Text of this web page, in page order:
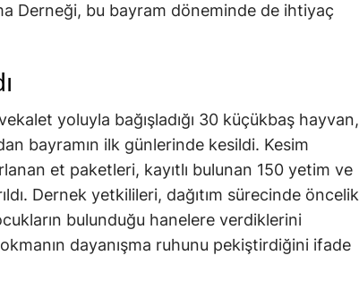
Derneği, bu bayram döneminde de ihtiyaç
yoluyla bağışladığı 30 küçükbaş hayvan,
bayramın ilk günlerinde kesildi. Kesim
et paketleri, kayıtlı bulunan 150 yetim ve
Dernek yetkilileri, dağıtım sürecinde öncelik
bulunduğu hanelere verdiklerini
dayanışma ruhunu pekiştirdiğini ifade